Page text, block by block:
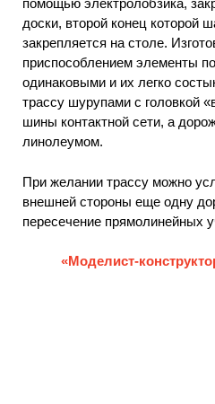
помощью электролобзика,
доски, второй конец которой
закрепляется на столе.
приспособлением элементы
одинаковыми и их легко
трассу шурупами с головкой
шины контактной сети, а
линолеумом.
При желании трассу можно
внешней стороны еще одну
пересечение прямолинейных
«Моделист-